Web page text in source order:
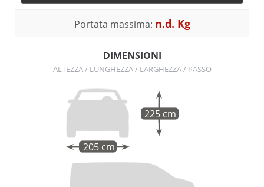
Portata massima: n.d. Kg
DIMENSIONI
ALTEZZA / LUNGHEZZA / LARGHEZZA / PASSO
205 cm
225 cm